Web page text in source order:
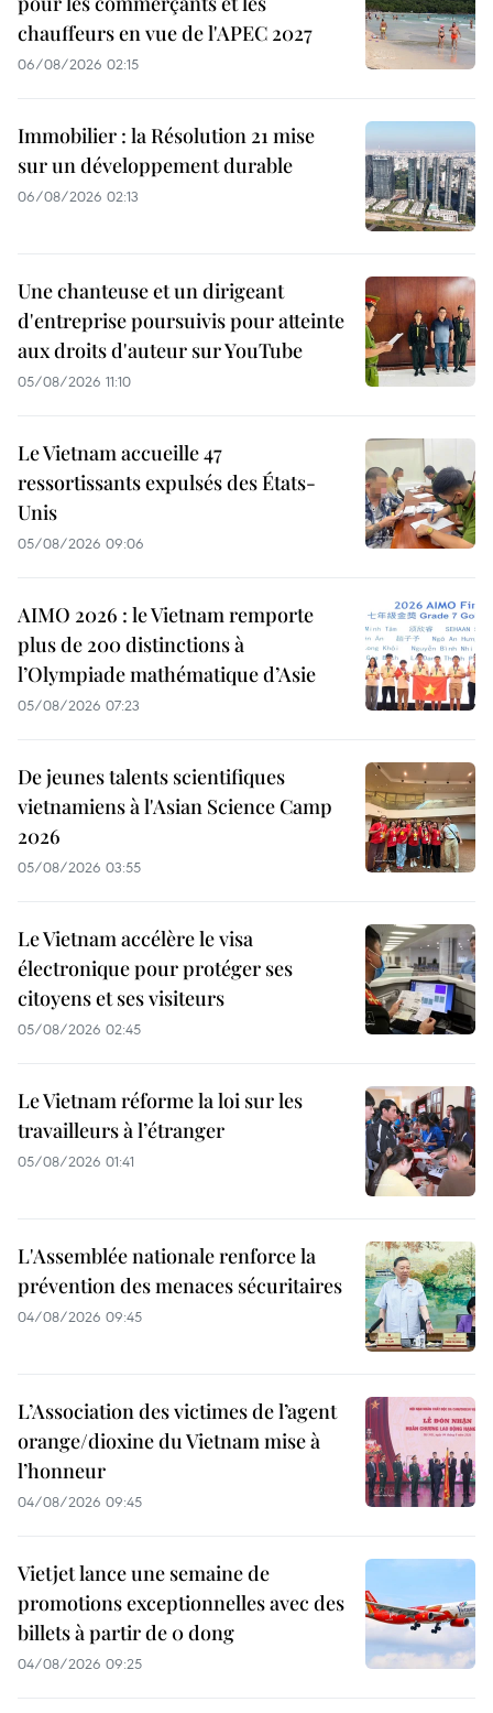
chauffeurs en vue de l'APEC 2027
06/08/2026 02:15
Immobilier : la Résolution 21 mise
sur un développement durable
06/08/2026 02:13
Une chanteuse et un dirigeant
d'entreprise poursuivis pour atteinte
aux droits d'auteur sur YouTube
05/08/2026 11:10
Le Vietnam accueille 47
ressortissants expulsés des États-
Unis
05/08/2026 09:06
AIMO 2026 : le Vietnam remporte
plus de 200 distinctions à
l’Olympiade mathématique d’Asie
05/08/2026 07:23
De jeunes talents scientifiques
vietnamiens à l'Asian Science Camp
2026
05/08/2026 03:55
Le Vietnam accélère le visa
électronique pour protéger ses
citoyens et ses visiteurs
05/08/2026 02:45
Le Vietnam réforme la loi sur les
travailleurs à l’étranger
05/08/2026 01:41
L'Assemblée nationale renforce la
prévention des menaces sécuritaires
04/08/2026 09:45
L’Association des victimes de l’agent
orange/dioxine du Vietnam mise à
l’honneur
04/08/2026 09:45
Vietjet lance une semaine de
promotions exceptionnelles avec des
billets à partir de 0 dong
04/08/2026 09:25